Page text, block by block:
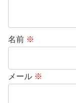
名前 ※
メール ※